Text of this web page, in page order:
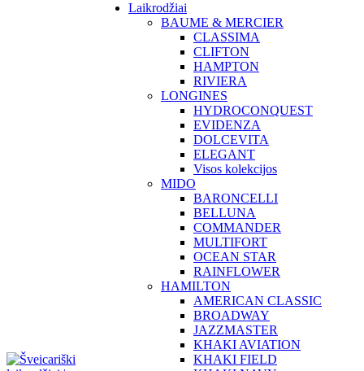
Laikrodžiai
BAUME & MERCIER
CLASSIMA
CLIFTON
HAMPTON
RIVIERA
LONGINES
HYDROCONQUEST
EVIDENZA
DOLCEVITA
ELEGANT
Visos kolekcijos
MIDO
BARONCELLI
BELLUNA
COMMANDER
MULTIFORT
OCEAN STAR
RAINFLOWER
HAMILTON
AMERICAN CLASSIC
BROADWAY
JAZZMASTER
KHAKI AVIATION
KHAKI FIELD